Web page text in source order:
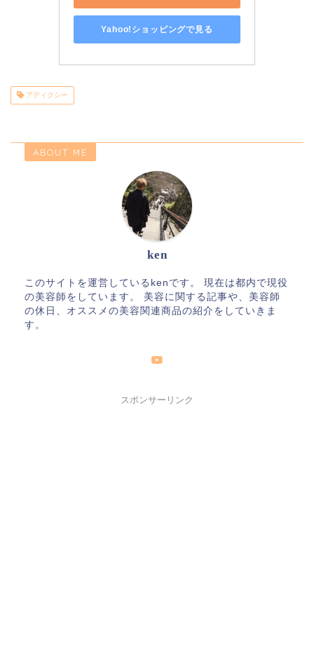
Yahoo!ショッピングで見る
アディクシー
ABOUT ME
ken
このサイトを運営しているkenです。 現在は都内で現役
の美容師をしています。 美容に関する記事や、美容師
の休日、オススメの美容関連商品の紹介をしていきま
す。
スポンサーリンク